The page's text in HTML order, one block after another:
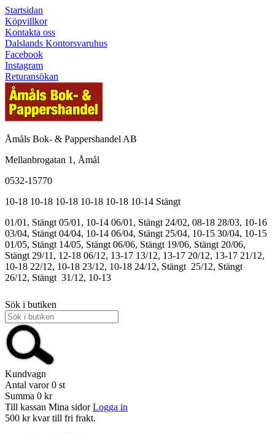
Startsidan
Köpvillkor
Kontakta oss
Dalslands Kontorsvaruhus
Facebook
Instagram
Returansökan
Åmåls Bok- & Pappershandel AB
Mellanbrogatan 1, Åmål
0532-15770
10-18 10-18 10-18 10-18 10-18 10-14 Stängt
01/01, Stängt 05/01, 10-14 06/01, Stängt 24/02, 08-18 28/03, 10-16
03/04, Stängt 04/04, 10-14 06/04, Stängt 25/04, 10-15 30/04, 10-15
01/05, Stängt 14/05, Stängt 06/06, Stängt 19/06, Stängt 20/06,
Stängt 29/11, 12-18 06/12, 13-17 13/12, 13-17 20/12, 13-17 21/12,
10-18 22/12, 10-18 23/12, 10-18 24/12, Stängt 25/12, Stängt
26/12, Stängt 31/12, 10-13
Sök i butiken
Kundvagn
Antal varor 0 st
Summa 0 kr
Till kassan Mina sidor Logga in
500 kr kvar till fri frakt.